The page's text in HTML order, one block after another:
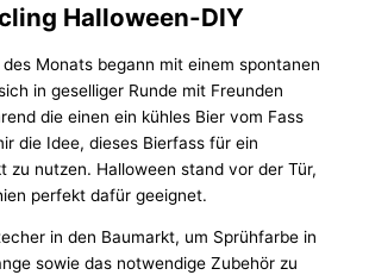
Halloween-DIY
Monats begann mit einem spontanen
in geselliger Runde mit Freunden
die einen ein kühles Bier vom Fass
die Idee, dieses Bierfass für ein
zu nutzen. Halloween stand vor der Tür,
perfekt dafür geeignet.
in den Baumarkt, um Sprühfarbe in
sowie das notwendige Zubehör zu